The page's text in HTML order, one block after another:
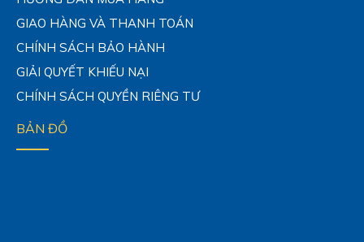
GIAO HÀNG VÀ THANH TOÁN
CHÍNH SÁCH BẢO HÀNH
GIẢI QUYẾT KHIẾU NẠI
CHÍNH SÁCH QUYỀN RIÊNG TƯ
BẢN ĐỒ